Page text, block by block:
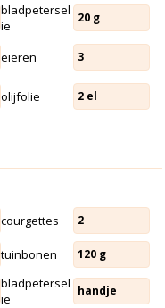
bladpetersel
ie
20 g
eieren 3
olijfolie 2 el
courgettes 2
tuinbonen 120 g
bladpetersel
ie
handje